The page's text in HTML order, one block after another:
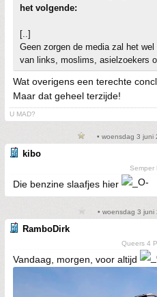
het volgende:
[..]
Geen zorgen de media zal het
van links, moslims, asielzoekers
Wat overigens een terechte
Maar dat geheel terzijde!
U MAD?
• woensdag 3 juni
kibo
Semper
Die benzine slaafjes hier
• woensdag 3 juni
RamboDirk
Queers 4
Vandaag, morgen, voor altijd